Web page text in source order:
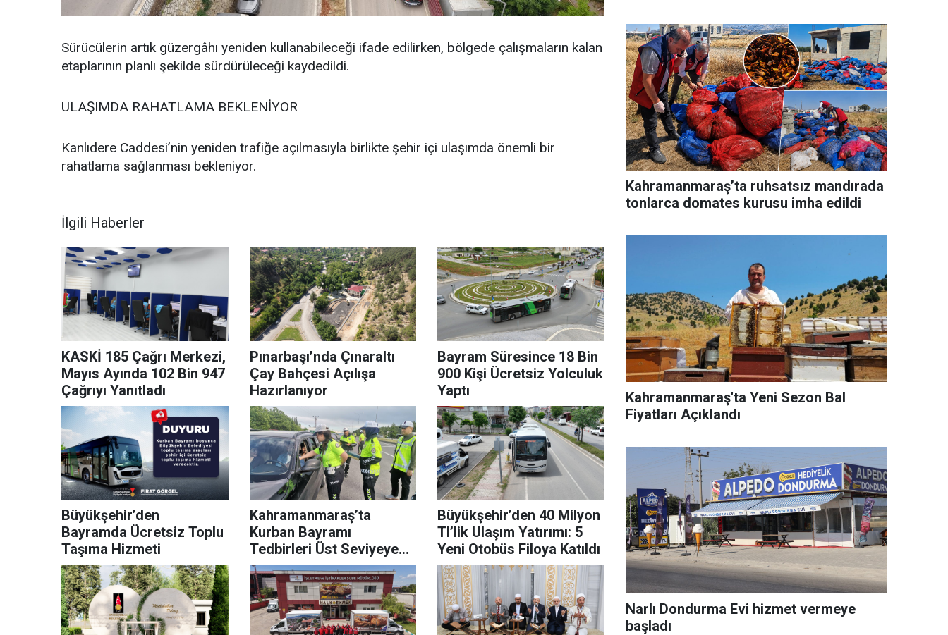
Sürücülerin artık güzergâhı yeniden kullanabileceği ifade edilirken, bölgede çalışmaların kalan
etaplarının planlı şekilde sürdürüleceği kaydedildi.
ULAŞIMDA RAHATLAMA BEKLENİYOR
Kanlıdere Caddesi’nin yeniden trafiğe açılmasıyla birlikte şehir içi ulaşımda önemli bir
rahatlama sağlanması bekleniyor.
İlgili Haberler
KASKİ 185 Çağrı Merkezi,
Mayıs Ayında 102 Bin 947
Çağrıyı Yanıtladı
Pınarbaşı’nda Çınaraltı
Çay Bahçesi Açılışa
Hazırlanıyor
Bayram Süresince 18 Bin
900 Kişi Ücretsiz Yolculuk
Yaptı
Büyükşehir’den
Bayramda Ücretsiz Toplu
Taşıma Hizmeti
Kahramanmaraş’ta
Kurban Bayramı
Tedbirleri Üst Seviyeye
Çıkarıldı
Büyükşehir’den 40 Milyon
Tl’lik Ulaşım Yatırımı: 5
Yeni Otobüs Filoya Katıldı
Kahramanmaraş’ta ruhsatsız mandırada
tonlarca domates kurusu imha edildi
Kahramanmaraş'ta Yeni Sezon Bal
Fiyatları Açıklandı
Narlı Dondurma Evi hizmet vermeye
başladı